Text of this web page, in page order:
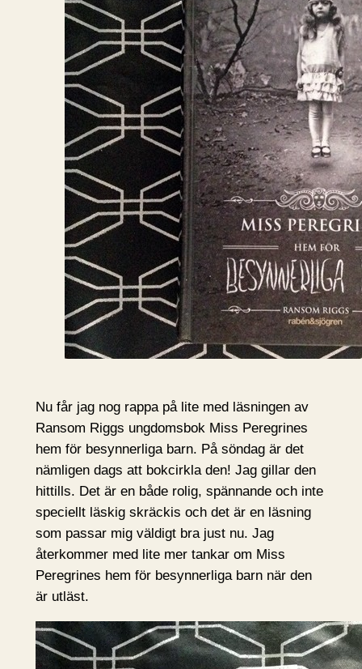
Nu får jag nog rappa på lite med läsningen av
Ransom Riggs ungdomsbok Miss Peregrines
hem för besynnerliga barn. På söndag är det
nämligen dags att bokcirkla den! Jag gillar den
hittills. Det är en både rolig, spännande och inte
speciellt läskig skräckis och det är en läsning
som passar mig väldigt bra just nu. Jag
återkommer med lite mer tankar om Miss
Peregrines hem för besynnerliga barn när den
är utläst.